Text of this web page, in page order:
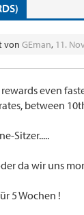
von GEman, 11.
even
between
Sitzer.....
da wir uns
5 Wochen !